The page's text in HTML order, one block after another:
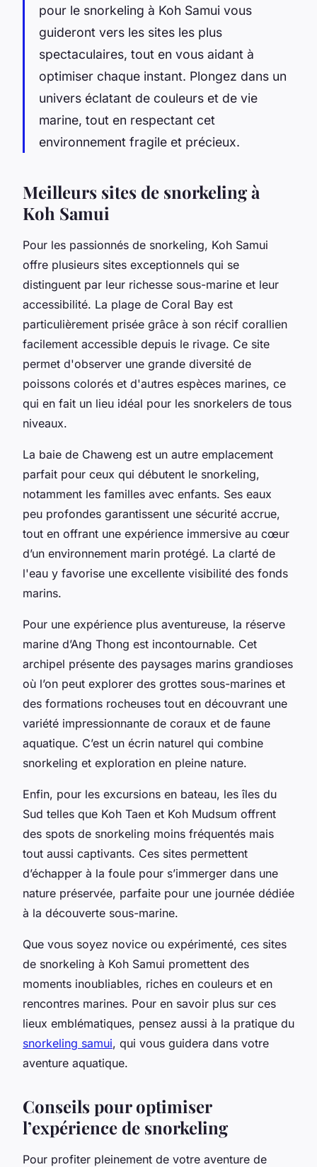
pour le snorkeling à Koh Samui vous
guideront vers les sites les plus
spectaculaires, tout en vous aidant à
optimiser chaque instant. Plongez dans un
univers éclatant de couleurs et de vie
marine, tout en respectant cet
environnement fragile et précieux.
Meilleurs sites de snorkeling à
Koh Samui
Pour les passionnés de snorkeling, Koh Samui
offre plusieurs sites exceptionnels qui se
distinguent par leur richesse sous-marine et leur
accessibilité. La plage de Coral Bay est
particulièrement prisée grâce à son récif corallien
facilement accessible depuis le rivage. Ce site
permet d'observer une grande diversité de
poissons colorés et d'autres espèces marines, ce
qui en fait un lieu idéal pour les snorkelers de tous
niveaux.
La baie de Chaweng est un autre emplacement
parfait pour ceux qui débutent le snorkeling,
notamment les familles avec enfants. Ses eaux
peu profondes garantissent une sécurité accrue,
tout en offrant une expérience immersive au cœur
d’un environnement marin protégé. La clarté de
l'eau y favorise une excellente visibilité des fonds
marins.
Pour une expérience plus aventureuse, la réserve
marine d’Ang Thong est incontournable. Cet
archipel présente des paysages marins grandioses
où l’on peut explorer des grottes sous-marines et
des formations rocheuses tout en découvrant une
variété impressionnante de coraux et de faune
aquatique. C’est un écrin naturel qui combine
snorkeling et exploration en pleine nature.
Enfin, pour les excursions en bateau, les îles du
Sud telles que Koh Taen et Koh Mudsum offrent
des spots de snorkeling moins fréquentés mais
tout aussi captivants. Ces sites permettent
d’échapper à la foule pour s’immerger dans une
nature préservée, parfaite pour une journée dédiée
à la découverte sous-marine.
Que vous soyez novice ou expérimenté, ces sites
de snorkeling à Koh Samui promettent des
moments inoubliables, riches en couleurs et en
rencontres marines. Pour en savoir plus sur ces
lieux emblématiques, pensez aussi à la pratique du
snorkeling samui, qui vous guidera dans votre
aventure aquatique.
Conseils pour optimiser
l’expérience de snorkeling
Pour profiter pleinement de votre aventure de